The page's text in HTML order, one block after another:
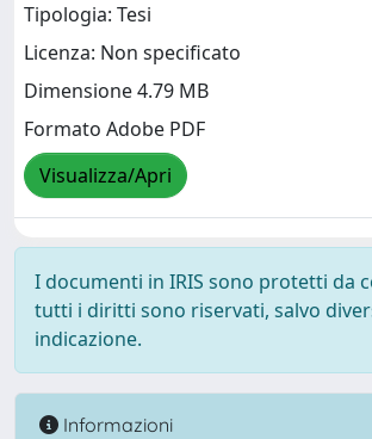
Tipologia: Tesi
Licenza: Non specificato
Dimensione 4.79 MB
Formato Adobe PDF
Visualizza/Apri
I documenti in IRIS sono protetti da
tutti i diritti sono riservati, salvo
indicazione.
Informazioni